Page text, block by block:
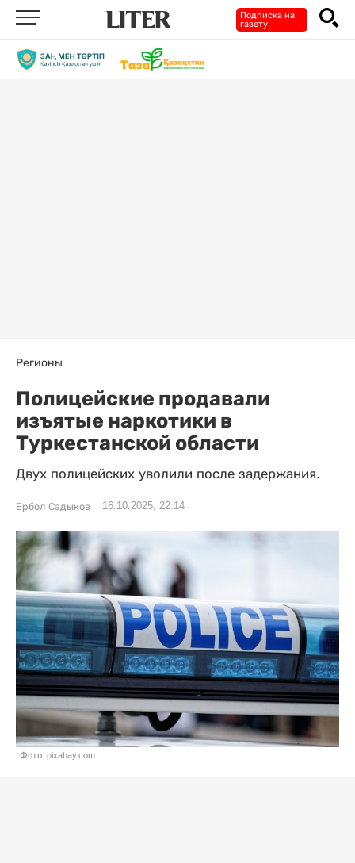
Подписка на
газету
Регионы
Полицейские продавали
изъятые наркотики в
Туркестанской области
Двух полицейских уволили после задержания.
Ербол Садыков 16.10.2025, 22:14
Фото: pixabay.com